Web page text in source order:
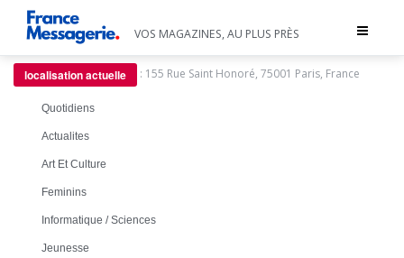
Toggle
VOS MAGAZINES, AU PLUS PRÈS
localisation actuelle : 155 Rue Saint Honoré, 75001 Paris, France
Quotidiens
Actualites
Art Et Culture
Feminins
Informatique / Sciences
Jeunesse